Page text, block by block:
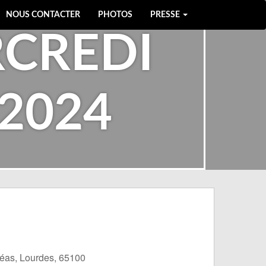
NOUS CONTACTER PHOTOS PRESSE
Lourdes, 65100